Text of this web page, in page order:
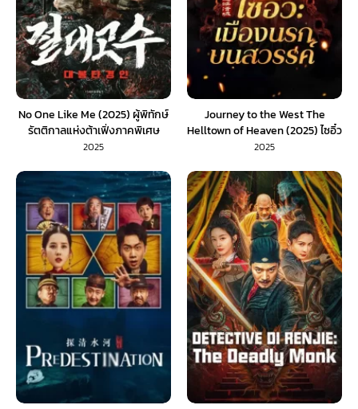
No One Like Me (2025) ผู้พิทักษ์
รัตติกาลแห่งต้าเฟิ่งภาคพิเศษ
(พากย์ไทย)
2025
Journey to the West The
Helltown of Heaven (2025) ไซอิ๋ว
เมืองนรกบนสวรรค์ (พากย์ไทย)
2025